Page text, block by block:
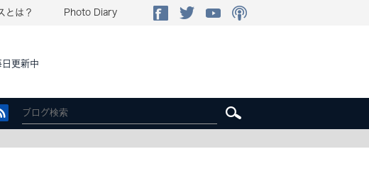
とは？ Photo Diary
更新中